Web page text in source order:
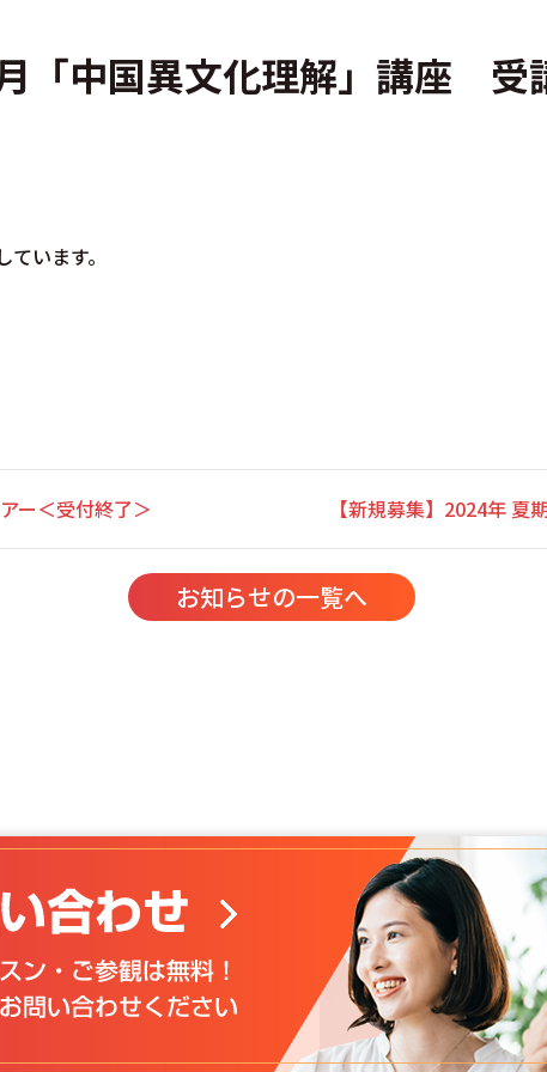
「中国異文化理解」講座 受
います。
ー＜受付終了＞ 【新規募集】2024年 夏
お知らせの一覧へ